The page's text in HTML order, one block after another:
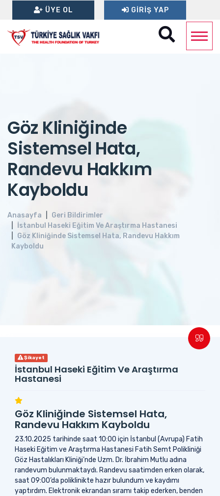
ÜYE OL GIRIŞ YAP
Göz Kliniğinde
Sistemsel Hata,
Randevu Hakkım
Kayboldu
Anasayfa
Geri Bildirimler
İstanbul Haseki Eğitim Ve Araştırma Hastanesi
Göz Kliniğinde Sistemsel Hata, Randevu Hakkım
Kayboldu
Şikayet
İstanbul Haseki Eğitim Ve Araştırma
Hastanesi
Göz Kliniğinde Sistemsel Hata,
Randevu Hakkım Kayboldu
23.10.2025 tarihinde saat 10:00 için İstanbul (Avrupa) Fatih
Haseki Eğitim ve Araştırma Hastanesi Fatih Semt Polikliniği
Göz Hastalıkları Kliniği’nde Uzm. Dr. İbrahim Mutlu adına
randevum bulunmaktaydı. Randevu saatimden erken olarak,
saat 09:00’da poliklinikte hazır bulundum ve kaydımı
yaptırdım. Elektronik ekrandan sıramı takip ederken, benden